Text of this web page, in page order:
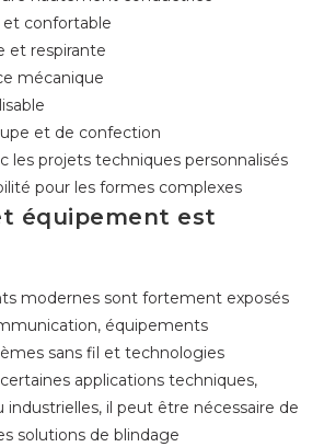
et confortable
et respirante
mécanique
et de confection
les projets techniques personnalisés
pour les formes complexes
équipement est
modernes sont fortement exposés
équipements
sans fil et technologies
applications techniques,
industrielles, il peut être nécessaire de
solutions de blindage